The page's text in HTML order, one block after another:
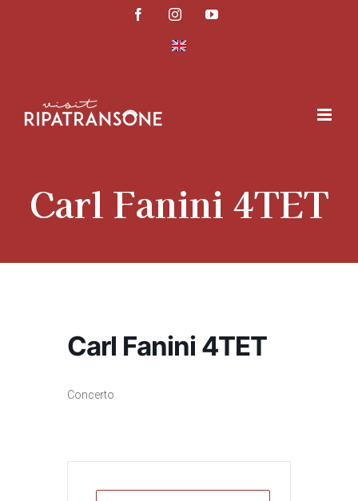
FacebookInstagramYouTube
Carl Fanini 4TET
Carl Fanini 4TET
Concerto